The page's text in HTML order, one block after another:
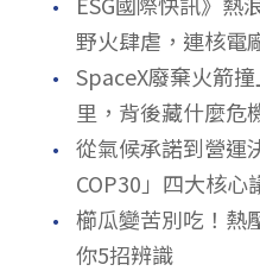
野火肆虐，連核電
． SpaceX廢棄火箭
里，背後藏什麼危
． 從氣候承諾到營運
COP30」四大核心
． 櫛瓜變苦別吃！熱
你5招辨識